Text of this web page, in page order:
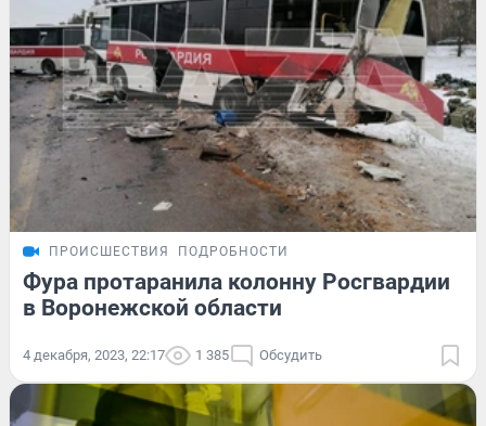
ПРОИСШЕСТВИЯ ПОДРОБНОСТИ
Фура протаранила колонну Росгвардии
в Воронежской области
4 декабря, 2023, 22:17 1 385 Обсудить